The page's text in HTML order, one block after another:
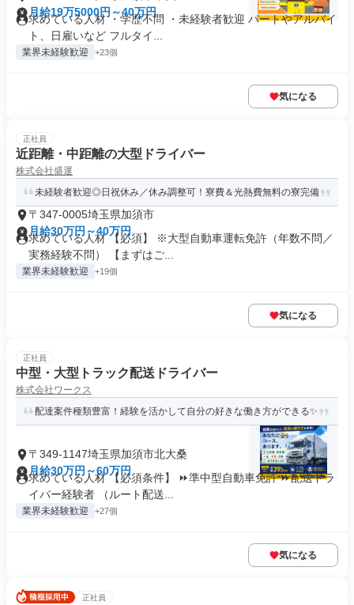
月給19万5000円～40万円
求めている人材 ・学歴不問 ・未経験者歓迎 パートやアルバイ
ト、日雇いなど フルタイ...
業界未経験歓迎 +23個
気になる
正社員
近距離・中距離の大型ドライバー
株式会社盛運
未経験者歓迎◎日祝休み／休み調整可！寮費＆光熱費無料の寮完備
〒347-0005埼玉県加須市
月給30万円～40万円
求めている人材 【必須】 ※大型自動車運転免許（年数不問／
実務経験不問） 【まずはご...
業界未経験歓迎 +19個
気になる
正社員
中型・大型トラック配送ドライバー
株式会社ワークス
配達案件種類豊富！経験を活かして自分の好きな働き方ができる✨
〒349-1147埼玉県加須市北大桑
月給30万円～60万円
求めている人材 【必須条件】 ⏩準中型自動車免許 ⏩配送ドラ
イバー経験者 （ルート配送...
業界未経験歓迎 +27個
気になる
正社員